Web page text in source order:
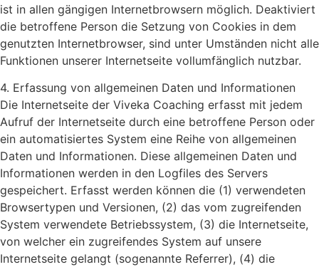
ist in allen gängigen Internetbrowsern möglich. Deaktiviert
die betroffene Person die Setzung von Cookies in dem
genutzten Internetbrowser, sind unter Umständen nicht alle
Funktionen unserer Internetseite vollumfänglich nutzbar.
4. Erfassung von allgemeinen Daten und Informationen
Die Internetseite der Viveka Coaching erfasst mit jedem
Aufruf der Internetseite durch eine betroffene Person oder
ein automatisiertes System eine Reihe von allgemeinen
Daten und Informationen. Diese allgemeinen Daten und
Informationen werden in den Logfiles des Servers
gespeichert. Erfasst werden können die (1) verwendeten
Browsertypen und Versionen, (2) das vom zugreifenden
System verwendete Betriebssystem, (3) die Internetseite,
von welcher ein zugreifendes System auf unsere
Internetseite gelangt (sogenannte Referrer), (4) die